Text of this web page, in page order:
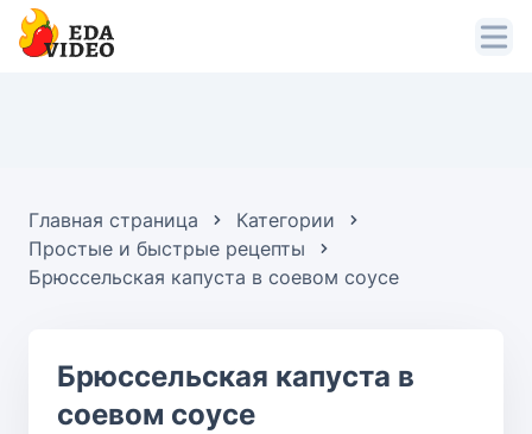
Главная страница
Категории
Простые и быстрые рецепты
Брюссельская капуста в соевом соусе
Брюссельская капуста в
соевом соусе